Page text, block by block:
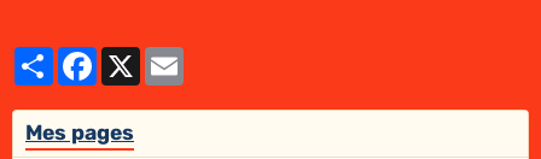
PartagerFacebook
X
Mes pages